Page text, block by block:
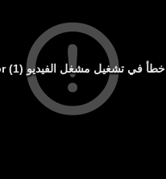
خطأ في تشغيل مشغل الفيديو (1) error